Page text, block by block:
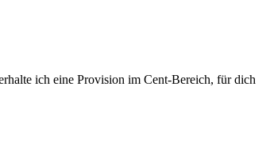
ich eine Provision im Cent-Bereich, für dich